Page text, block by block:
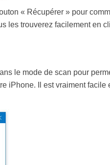
« Récupérer » pour
les trouverez facilement en
le mode de scan pour
iPhone. Il est vraiment facile